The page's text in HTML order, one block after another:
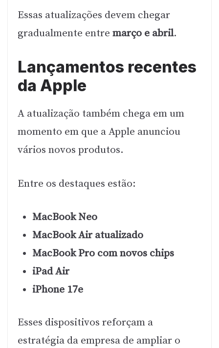
Essas atualizações devem chegar
gradualmente entre março e abril.
Lançamentos recentes
da Apple
A atualização também chega em um
momento em que a Apple anunciou
vários novos produtos.
Entre os destaques estão:
MacBook Neo
MacBook Air atualizado
MacBook Pro com novos chips
iPad Air
iPhone 17e
Esses dispositivos reforçam a
estratégia da empresa de ampliar o